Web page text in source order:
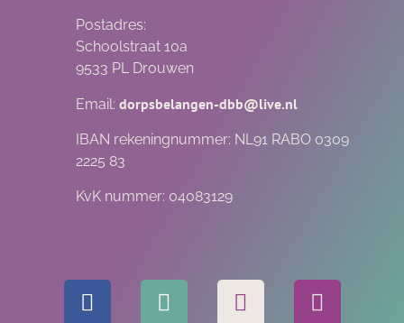
Postadres:
Schoolstraat 10a
9533 PL Drouwen
Email: dorpsbelangen-dbb@live.nl
IBAN rekeningnummer: NL91 RABO 0309
2225 83
KvK nummer: 04083129